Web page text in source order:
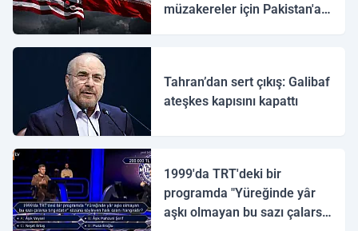
müzakereler için Pakistan'a
Tahran’dan sert çıkış: Galibaf
ateşkes kapısını kapattı
1999'da TRT'deki bir
programda "Yüreğinde yâr
aşkı olmayan bu sazı çalarsa